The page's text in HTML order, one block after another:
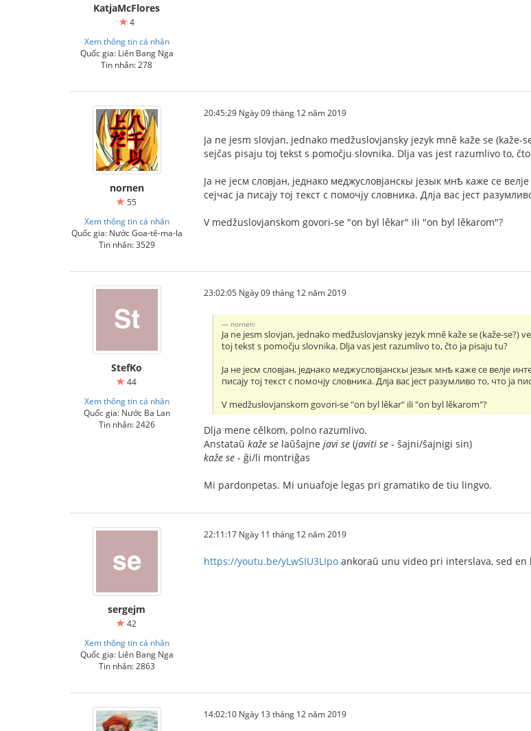
KatjaMcFlores
4
Xem thông tin cá nhân
Quốc gia: Liên Bang Nga
Tin nhắn: 278
nornen
55
Xem thông tin cá nhân
Quốc gia: Nước Goa-tê-ma-la
Tin nhắn: 3529
20:45:29 Ngày 09 tháng 12 năm 2019
Ja ne jesm slovjan, jednako medžuslovjansky jezyk mně kaže se
sejčas pisaju toj tekst s pomočju slovnika. Dlja vas jest razumlivo to,
Jа не jесм словjан, jеднако меджусловjанскы jезык мнѣ каже се
сеjчас jа писаjу тоj текст с помочjу словника. Длjа вас jест
V medžuslovjanskom govori-se "on byl lěkar" ili "on byl lěkarom"?
StefKo
44
Xem thông tin cá nhân
Quốc gia: Nước Ba Lan
Tin nhắn: 2426
23:02:05 Ngày 09 tháng 12 năm 2019
nornen:
Ja ne jesm slovjan, jednako medžuslovjansky jezyk mně kaže se (kaže-
toj tekst s pomočju slovnika. Dlja vas jest razumlivo to, čto ja pisaju tu?
Jа не jесм словjан, jеднако меджусловjанскы jезык мнѣ каже се велjе
писаjу тоj текст с помочjу словника. Длjа вас jест разумливо то, что jа
V medžuslovjanskom govori-se "on byl lěkar" ili "on byl lěkarom"?
Dlja mene cělkom, polno razumlivo.
Anstataŭ kaže se laŭŝajne javi se (javiti se - ŝajni/ŝajnigi sin)
kaže se - ĝi/li montriĝas
Mi pardonpetas. Mi unuafoje legas pri gramatiko de tiu lingvo.
sergejm
42
Xem thông tin cá nhân
Quốc gia: Liên Bang Nga
Tin nhắn: 2863
22:11:17 Ngày 11 tháng 12 năm 2019
https://youtu.be/yLwSIU3LIpo ankoraŭ unu video pri interslava, sed en
14:02:10 Ngày 13 tháng 12 năm 2019